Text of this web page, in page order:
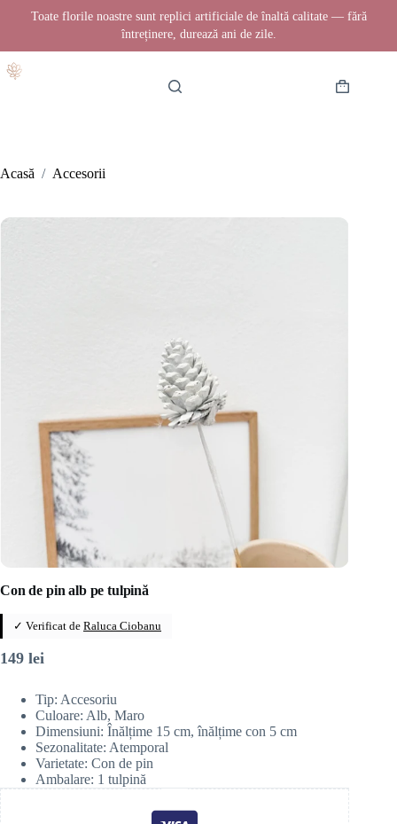
Toate florile noastre sunt replici artificiale de înaltă calitate — fără
întreținere, durează ani de zile.
la
Coș
Acasă / Accesorii
Con de pin alb pe tulpină
✓ Verificat de Raluca Ciobanu
149 lei
Tip: Accesoriu
Culoare: Alb, Maro
Dimensiuni: Înălțime 15 cm, înălțime con 5 cm
Sezonalitate: Atemporal
Varietate: Con de pin
Ambalare: 1 tulpină